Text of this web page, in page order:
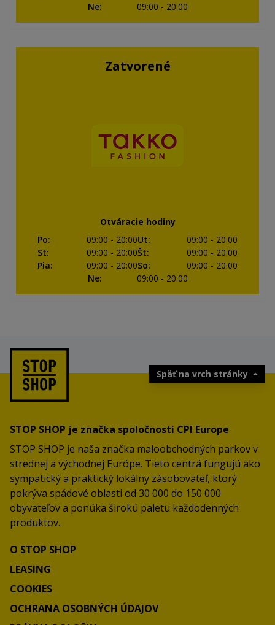
Ne: 09:00 - 20:00
Zatvorené
Otváracie hodiny
Po: 09:00 - 20:00Ut: 09:00 - 20:00
St: 09:00 - 20:00Št: 09:00 - 20:00
Pia: 09:00 - 20:00So: 09:00 - 20:00
Ne: 09:00 - 20:00
Späť na vrch stránky
STOP SHOP je značka spoločnosti CPI Europe
STOP SHOP je naša značka maloobchodných parkov v
strednej a východnej Európe. Tieto centrá fungujú ako
sympatický a praktický lokálny zásobovateľ, ktorý
pokrýva spádové oblasti od 30 000 do 150 000
obyvateľov a ponúka širokú paletu každodenných
produktov.
O STOP SHOP
LEASING
COOKIES
OCHRANA OSOBNÝCH ÚDAJOV